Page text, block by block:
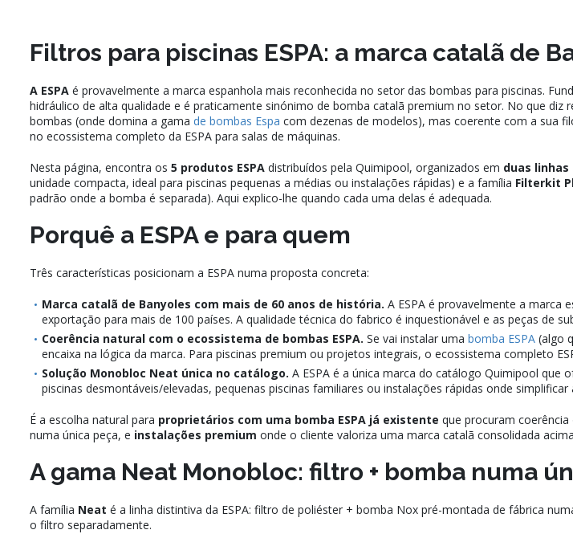
Filtros para piscinas ESPA: a marca catalã de
A ESPA é provavelmente a marca espanhola mais reconhecida no setor das bombas para piscinas.
hidráulico de alta qualidade e é praticamente sinónimo de bomba catalã premium no setor. No que
bombas (onde domina a gama de bombas Espa com dezenas de modelos), mas coerente com a sua
no ecossistema completo da ESPA para salas de máquinas.
Nesta página, encontra os 5 produtos ESPA distribuídos pela Quimipool, organizados em duas
unidade compacta, ideal para piscinas pequenas a médias ou instalações rápidas) e a família Filterkit
padrão onde a bomba é separada). Aqui explico-lhe quando cada uma delas é adequada.
Porquê a ESPA e para quem
Três características posicionam a ESPA numa proposta concreta:
Marca catalã de Banyoles com mais de 60 anos de história. A ESPA é provavelmente a marca
exportação para mais de 100 países. A qualidade técnica do fabrico é inquestionável e as peças de
Coerência natural com o ecossistema de bombas ESPA. Se vai instalar uma bomba ESPA (algo
encaixa na lógica da marca. Para piscinas premium ou projetos integrais, o ecossistema completo
Solução Monobloc Neat única no catálogo. A ESPA é a única marca do catálogo Quimipool que
piscinas desmontáveis/elevadas, pequenas piscinas familiares ou instalações rápidas onde
É a escolha natural para proprietários com uma bomba ESPA já existente que procuram coerência
numa única peça, e instalações premium onde o cliente valoriza uma marca catalã consolidada
A gama Neat Monobloc: filtro + bomba numa
A família Neat é a linha distintiva da ESPA: filtro de poliéster + bomba Nox pré-montada de fábrica
o filtro separadamente.